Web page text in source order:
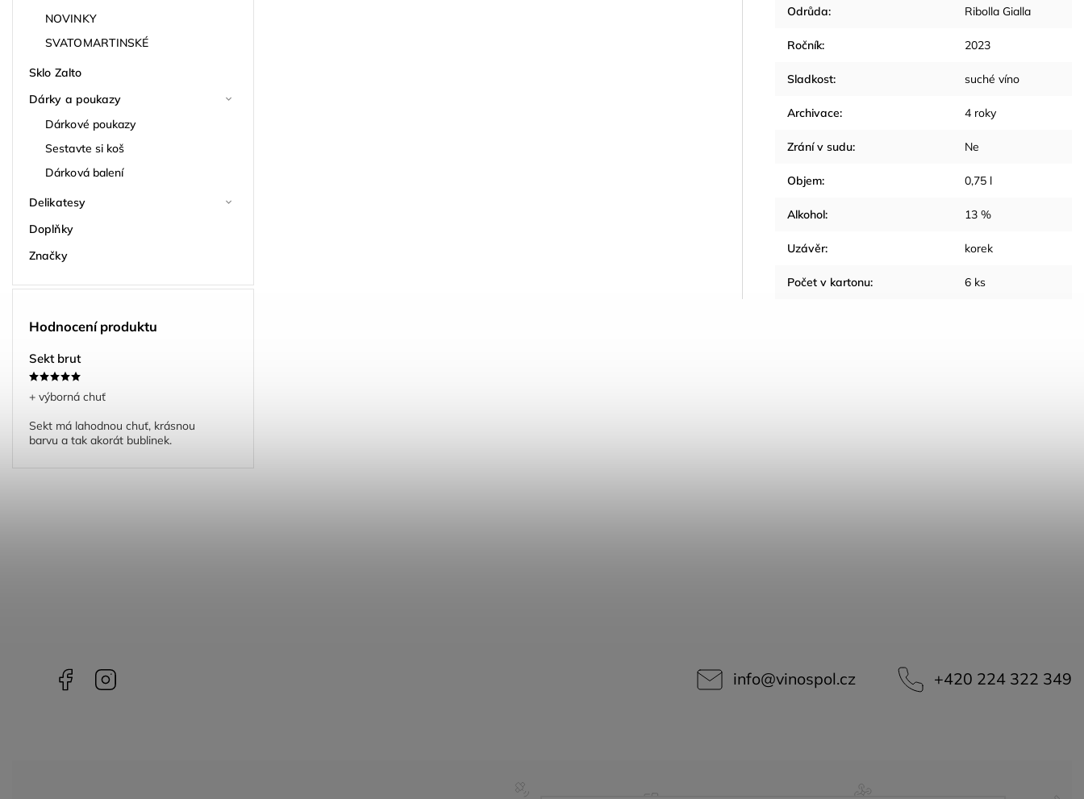
NOVINKY
SVATOMARTINSKÉ
Sklo Zalto
Dárky a poukazy
Dárkové poukazy
Sestavte si koš
Dárková balení
Delikatesy
Doplňky
Značky
Hodnocení produktu
Sekt brut
+ výborná chuť
Sekt má lahodnou chuť, krásnou
barvu a tak akorát bublinek.
Odrůda: Ribolla Gialla
Ročník: 2023
Sladkost: suché víno
Archivace: 4 roky
Zrání v sudu: Ne
Objem: 0,75 l
Alkohol: 13 %
Uzávěr: korek
Počet v kartonu: 6 ks
Facebook info@vinospol.cz +420 224 322 349